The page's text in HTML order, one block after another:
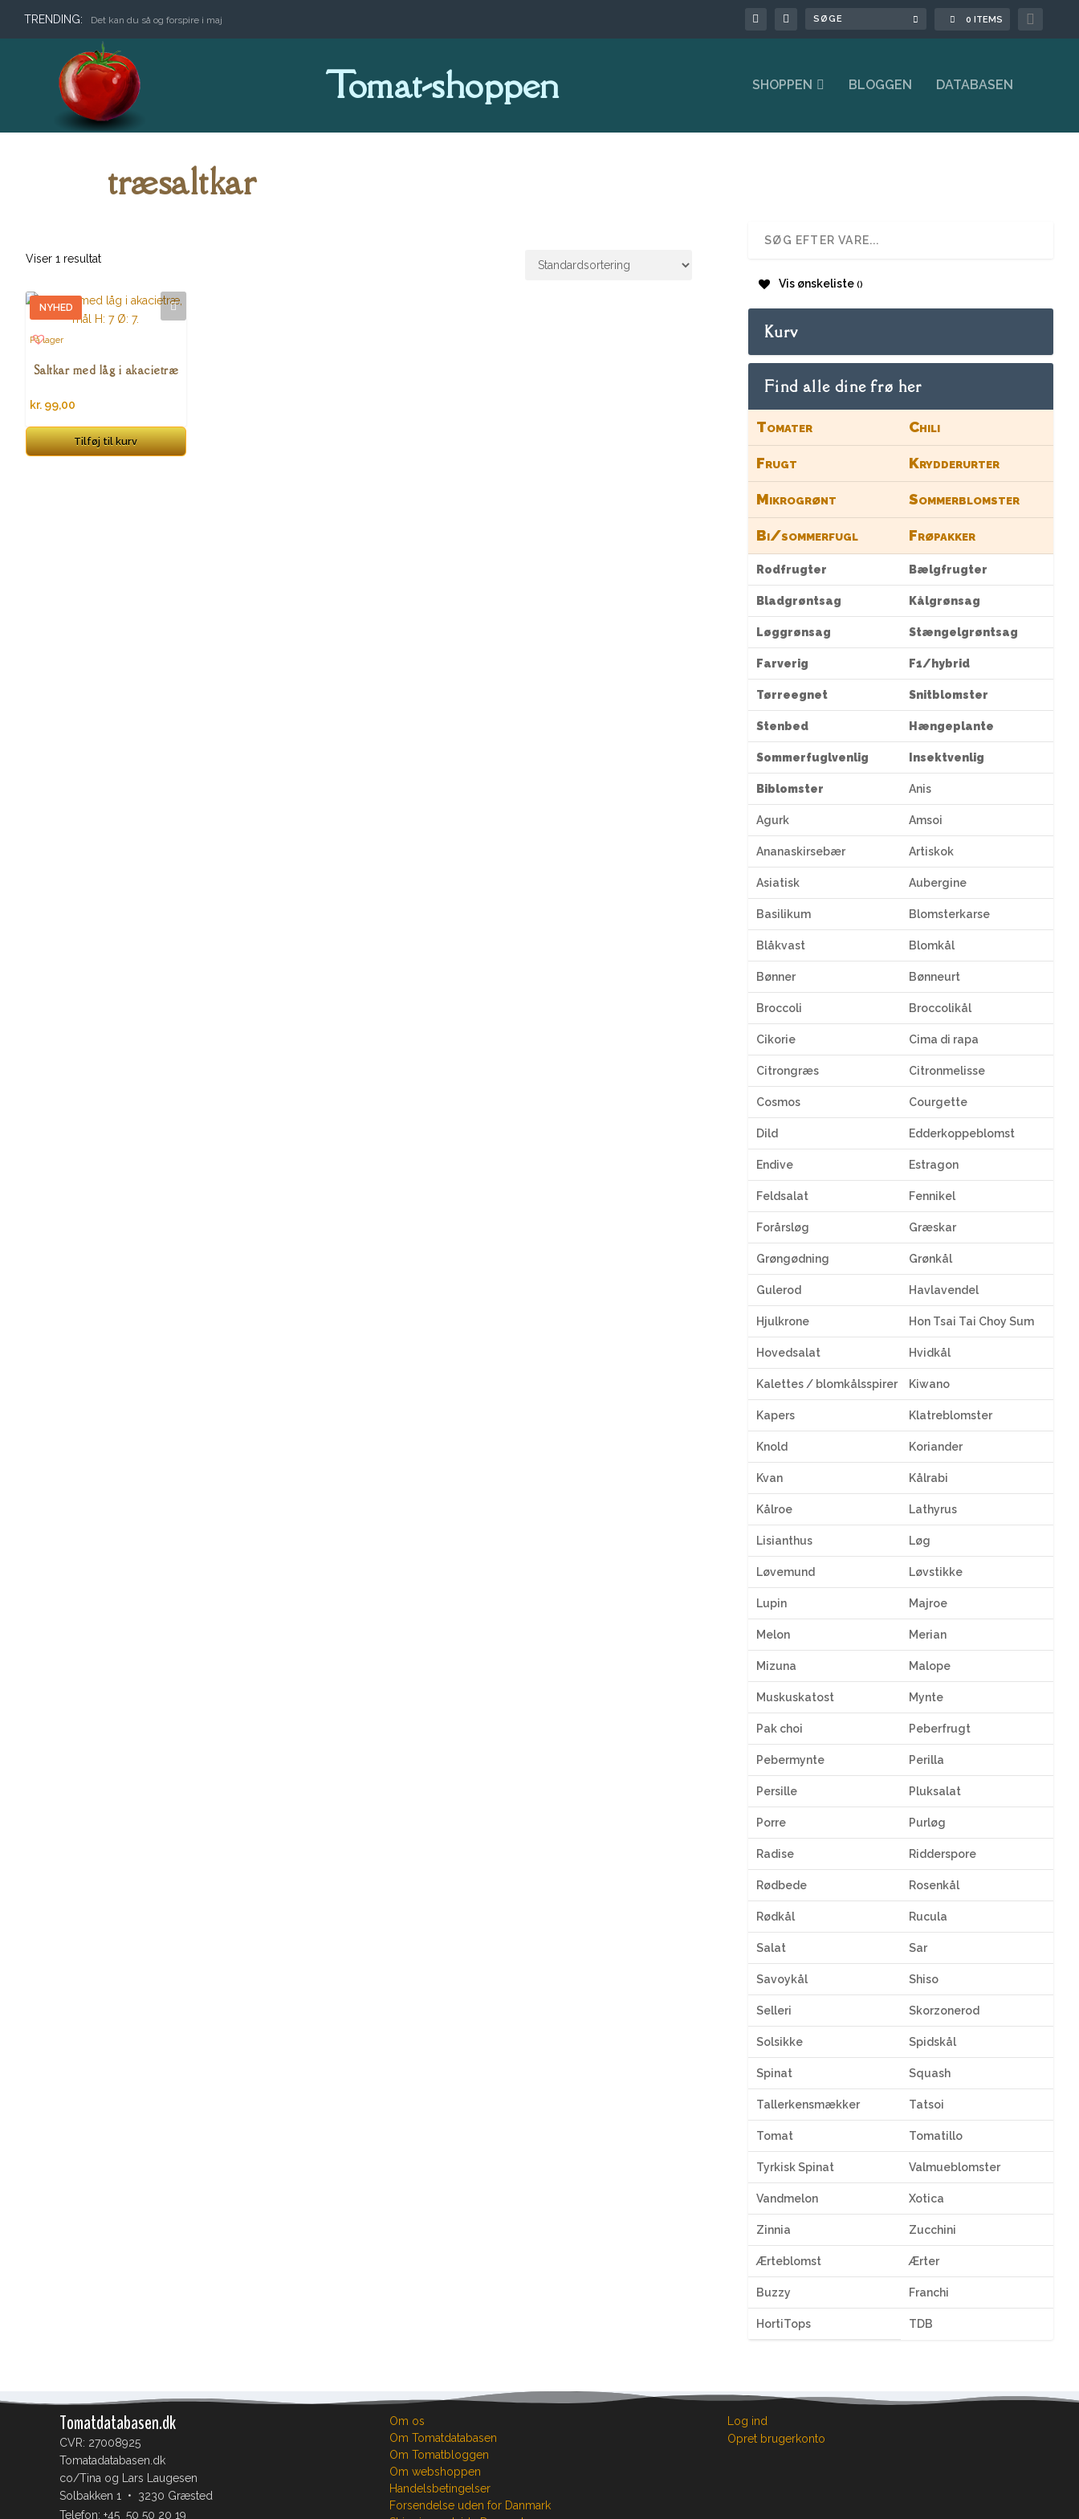
TRENDING: Det kan du så og forspire i maj 0 ITEMS 
Tomat-shoppen SHOPPEN BLOGGEN DATABASEN
træsaltkar
Viser 1 resultat
NYHED
På lager
Saltkar med låg i akacietræ
kr. 99,00
Tilføj til kurv
Vis ønskeliste
Kurv
Find alle dine frø her
Tomater Chili
Frugt Krydderurter
Mikrogrønt Sommerblomster
Bi/sommerfugl Frøpakker
Rodfrugter Bælgfrugter
Bladgrøntsag Kålgrønsag
Løggrønsag Stængelgrøntsag
Farverig F1/hybrid
Tørreegnet Snitblomster
Stenbed Hængeplante
Sommerfuglvenlig Insektvenlig
Biblomster Anis
Agurk Amsoi
Ananaskirsebær Artiskok
Asiatisk Aubergine
Basilikum Blomsterkarse
Blåkvast Blomkål
Bønner Bønneurt
Broccoli Broccolikål
Cikorie Cima di rapa
Citrongræs Citronmelisse
Cosmos Courgette
Dild Edderkoppeblomst
Endive Estragon
Feldsalat Fennikel
Forårsløg Græskar
Grøngødning Grønkål
Gulerod Havlavendel
Hjulkrone Hon Tsai Tai Choy Sum
Hovedsalat Hvidkål
Kalettes / blomkålsspirer Kiwano
Kapers Klatreblomster
Knold Koriander
Kvan Kålrabi
Kålroe Lathyrus
Lisianthus Løg
Løvemund Løvstikke
Lupin Majroe
Melon Merian
Mizuna Malope
Muskuskatost Mynte
Pak choi Peberfrugt
Pebermynte Perilla
Persille Pluksalat
Porre Purløg
Radise Ridderspore
Rødbede Rosenkål
Rødkål Rucula
Salat Sar
Savoykål Shiso
Selleri Skorzonerod
Solsikke Spidskål
Spinat Squash
Tallerkensmækker Tatsoi
Tomat Tomatillo
Tyrkisk Spinat Valmueblomster
Vandmelon Xotica
Zinnia Zucchini
Ærteblomst Ærter
Buzzy Franchi
HortiTops TDB
Tomatdatabasen.dk
CVR: 27008925
Tomatadatabasen.dk
co/Tina og Lars Laugesen
Solbakken 1 • 3230 Græsted
Telefon: +45 50 50 20 19
Om os
Om Tomatdatabasen
Om Tomatbloggen
Om webshoppen
Handelsbetingelser
Forsendelse uden for Danmark
Log ind
Opret brugerkonto